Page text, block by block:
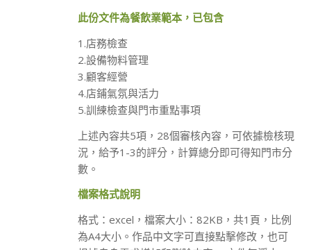
此份文件為餐飲業範本，已包含
1.店務檢查
2.設備物料管理
3.顧客經營
4.店鋪氣氛與活力
5.訓練檢查與門市重點事項
上述內容共5項，28個審核內容，可依據檢核現
況，給予1-3的評分，計算總分即可得知門市分
數。
檔案格式說明
格式：excel，檔案大小：82KB，共1頁，比例
為A4大小。作品中文字可直接點擊修改，也可